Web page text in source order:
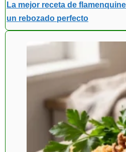
La mejor receta de
un rebozado perfecto